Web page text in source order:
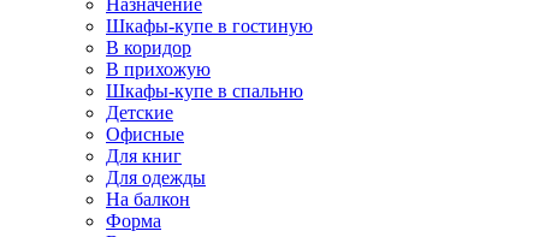
Назначение
Шкафы-купе в гостиную
В коридор
В прихожую
Шкафы-купе в спальню
Детские
Офисные
Для книг
Для одежды
На балкон
Форма